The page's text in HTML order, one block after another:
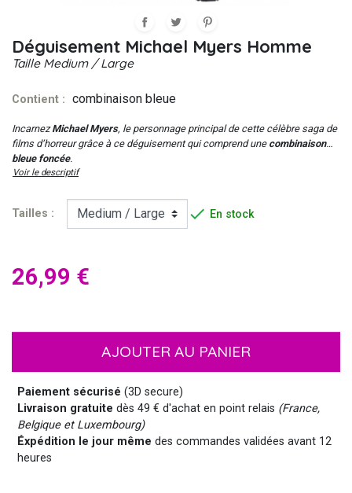
Déguisement Michael Myers Homme
Taille Medium / Large
Contient : combinaison bleue
IncarnezMichael Myers, le personnage principal de cette célèbre saga de
films d’horreur grâce à ce déguisement qui comprend une combinaison
bleue foncée.
Voir le descriptif
Tailles :  En stock
26,99 €
AJOUTER AU PANIER
Paiement sécurisé (3D secure)
Livraison gratuite dès 49 € d'achat en point relais (France,
Belgique et Luxembourg)
Éxpédition le jour même des commandes validées avant 12
heures